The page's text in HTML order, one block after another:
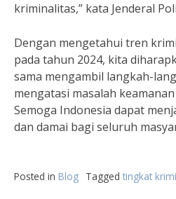
kriminalitas,” kata Jenderal
Dengan mengetahui tren
pada tahun 2024, kita
sama mengambil langkah-
mengatasi masalah
Semoga Indonesia dapat
dan damai bagi seluruh
Posted in Blog Tagged tingkat